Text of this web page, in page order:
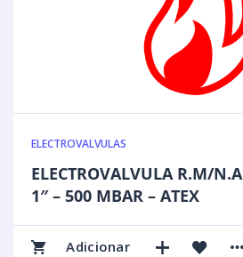
ELECTROVALVULAS
ELECTROVALVULA R.M/N.A
1″ – 500 MBAR – ATEX
Adicionar